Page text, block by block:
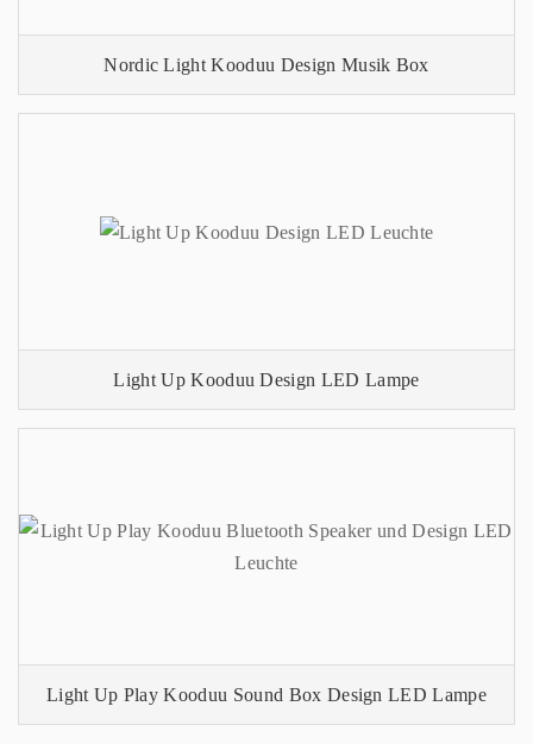
Nordic Light Kooduu Design Musik Box
Light Up Kooduu Design LED Lampe
Light Up Play Kooduu Sound Box Design LED Lampe